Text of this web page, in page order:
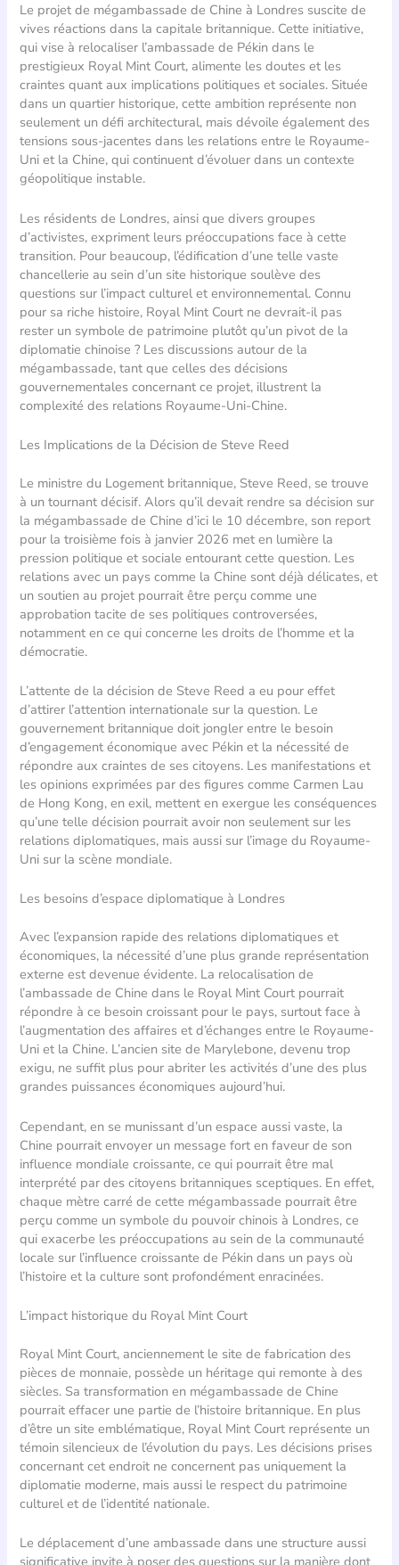
Le projet de mégambassade de Chine à Londres suscite de
vives réactions dans la capitale britannique. Cette initiative,
qui vise à relocaliser l’ambassade de Pékin dans le
prestigieux Royal Mint Court, alimente les doutes et les
craintes quant aux implications politiques et sociales. Située
dans un quartier historique, cette ambition représente non
seulement un défi architectural, mais dévoile également des
tensions sous-jacentes dans les relations entre le Royaume-
Uni et la Chine, qui continuent d’évoluer dans un contexte
géopolitique instable.
Les résidents de Londres, ainsi que divers groupes
d’activistes, expriment leurs préoccupations face à cette
transition. Pour beaucoup, l’édification d’une telle vaste
chancellerie au sein d’un site historique soulève des
questions sur l’impact culturel et environnemental. Connu
pour sa riche histoire, Royal Mint Court ne devrait-il pas
rester un symbole de patrimoine plutôt qu’un pivot de la
diplomatie chinoise ? Les discussions autour de la
mégambassade, tant que celles des décisions
gouvernementales concernant ce projet, illustrent la
complexité des relations Royaume-Uni-Chine.
Les Implications de la Décision de Steve Reed
Le ministre du Logement britannique, Steve Reed, se trouve
à un tournant décisif. Alors qu’il devait rendre sa décision sur
la mégambassade de Chine d’ici le 10 décembre, son report
pour la troisième fois à janvier 2026 met en lumière la
pression politique et sociale entourant cette question. Les
relations avec un pays comme la Chine sont déjà délicates, et
un soutien au projet pourrait être perçu comme une
approbation tacite de ses politiques controversées,
notamment en ce qui concerne les droits de l’homme et la
démocratie.
L’attente de la décision de Steve Reed a eu pour effet
d’attirer l’attention internationale sur la question. Le
gouvernement britannique doit jongler entre le besoin
d’engagement économique avec Pékin et la nécessité de
répondre aux craintes de ses citoyens. Les manifestations et
les opinions exprimées par des figures comme Carmen Lau
de Hong Kong, en exil, mettent en exergue les conséquences
qu’une telle décision pourrait avoir non seulement sur les
relations diplomatiques, mais aussi sur l’image du Royaume-
Uni sur la scène mondiale.
Les besoins d’espace diplomatique à Londres
Avec l’expansion rapide des relations diplomatiques et
économiques, la nécessité d’une plus grande représentation
externe est devenue évidente. La relocalisation de
l’ambassade de Chine dans le Royal Mint Court pourrait
répondre à ce besoin croissant pour le pays, surtout face à
l’augmentation des affaires et d’échanges entre le Royaume-
Uni et la Chine. L’ancien site de Marylebone, devenu trop
exigu, ne suffit plus pour abriter les activités d’une des plus
grandes puissances économiques aujourd’hui.
Cependant, en se munissant d’un espace aussi vaste, la
Chine pourrait envoyer un message fort en faveur de son
influence mondiale croissante, ce qui pourrait être mal
interprété par des citoyens britanniques sceptiques. En effet,
chaque mètre carré de cette mégambassade pourrait être
perçu comme un symbole du pouvoir chinois à Londres, ce
qui exacerbe les préoccupations au sein de la communauté
locale sur l’influence croissante de Pékin dans un pays où
l’histoire et la culture sont profondément enracinées.
L’impact historique du Royal Mint Court
Royal Mint Court, anciennement le site de fabrication des
pièces de monnaie, possède un héritage qui remonte à des
siècles. Sa transformation en mégambassade de Chine
pourrait effacer une partie de l’histoire britannique. En plus
d’être un site emblématique, Royal Mint Court représente un
témoin silencieux de l’évolution du pays. Les décisions prises
concernant cet endroit ne concernent pas uniquement la
diplomatie moderne, mais aussi le respect du patrimoine
culturel et de l’identité nationale.
Le déplacement d’une ambassade dans une structure aussi